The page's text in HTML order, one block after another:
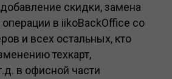
скидки, замена
в iikoBackOffice со
и всех остальных, кто
техкарт,
в офисной части